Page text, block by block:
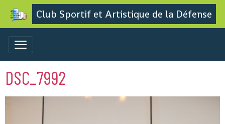
Club Sportif et Artistique de la Défense
DSC_7992